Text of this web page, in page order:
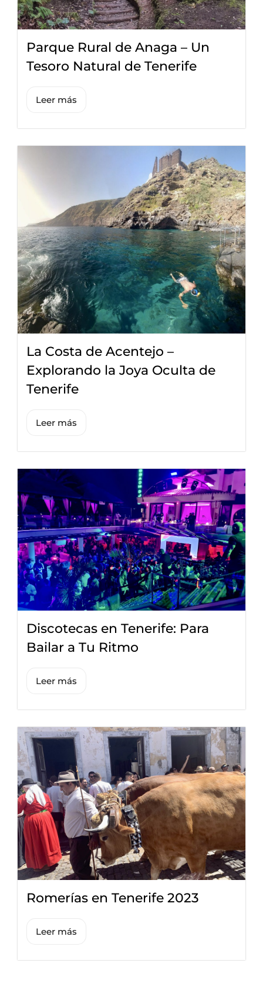
Parque Rural de Anaga – Un
Tesoro Natural de Tenerife
Leer más
La Costa de Acentejo –
Explorando la Joya Oculta de
Tenerife
Leer más
Discotecas en Tenerife: Para
Bailar a Tu Ritmo
Leer más
Romerías en Tenerife 2023
Leer más